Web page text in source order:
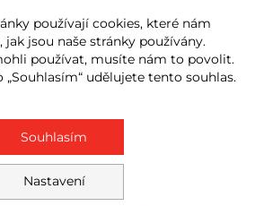
používají cookies, které nám
jsou naše stránky používány.
používat, musíte nám to povolit.
udělujete tento souhlas.
Nastavení
Souhlasím